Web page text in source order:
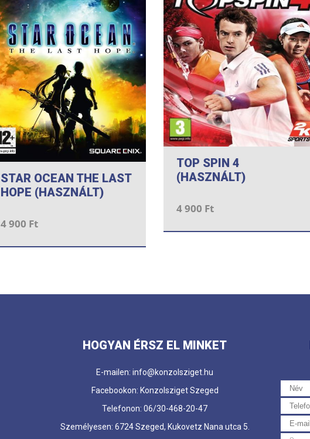
STAR OCEAN THE LAST
HOPE (HASZNÁLT)
4 900 Ft
TOP SPIN 4
(HASZNÁLT)
4 900 Ft
HOGYAN ÉRSZ EL MINKET
E-mailen: info@konzolsziget.hu
Facebookon: Konzolsziget Szeged
Telefonon: 06/30-468-20-47
Személyesen: 6724 Szeged, Kukovetz Nana utca 5.